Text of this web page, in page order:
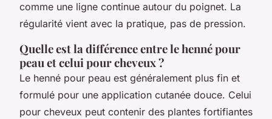
comme une ligne continue autour du poignet. La
régularité vient avec la pratique, pas de pression.
Quelle est la différence entre le henné pour
peau et celui pour cheveux ?
Le henné pour peau est généralement plus fin et
formulé pour une application cutanée douce. Celui
pour cheveux peut contenir des plantes fortifiantes